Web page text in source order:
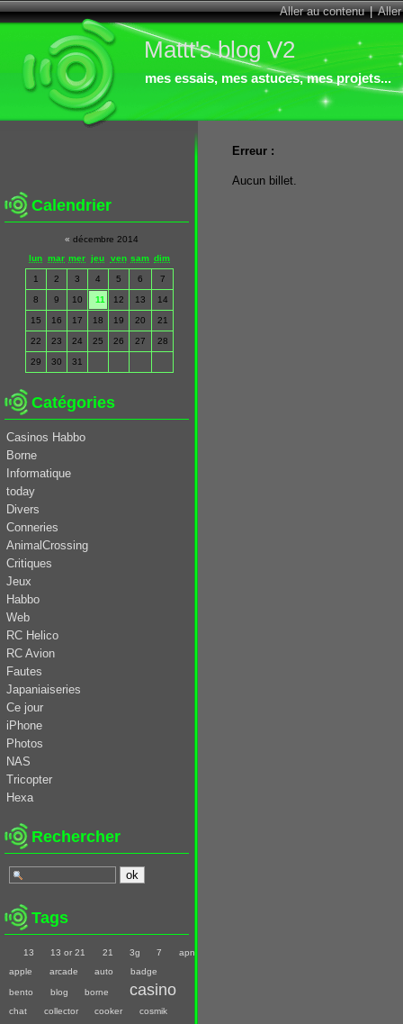
Aller au contenu|
Mattt's blog V2
mes essais, mes astuces, mes projets...
Erreur :
Aucun billet.
Calendrier
« décembre 2014
lun mar mer jeu ven sam dim
1 2 3 4 5 6 7
8 9 10 11 12 13 14
15 16 17 18 19 20 21
22 23 24 25 26 27 28
29 30 31
Catégories
Casinos Habbo
Borne
Informatique
today
Divers
Conneries
AnimalCrossing
Critiques
Jeux
Habbo
Web
RC Helico
RC Avion
Fautes
Japaniaiseries
Ce jour
iPhone
Photos
NAS
Tricopter
Hexa
Rechercher
Tags
13 13 or 21 21 3g 7
apn
apple
arcade auto badge
bento blog borne casino
chat collector cooker
cosmik